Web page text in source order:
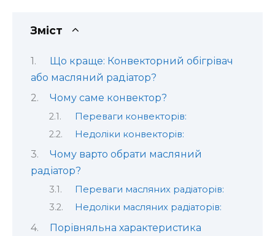
Зміст
Що краще: Конвекторний обігрівач
або масляний радіатор?
Чому саме конвектор?
Переваги конвекторів:
Недоліки конвекторів:
Чому варто обрати масляний
радіатор?
Переваги масляних радіаторів:
Недоліки масляних радіаторів:
Порівняльна характеристика